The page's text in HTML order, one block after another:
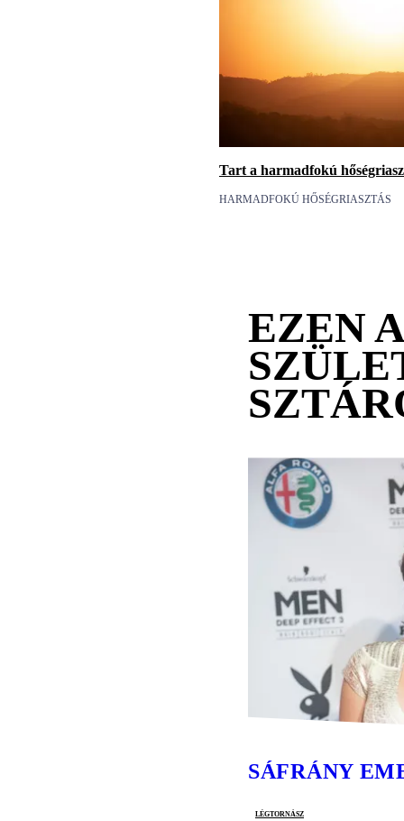
Tart a harmadfokú
HARMADFOKÚ HŐSÉGRIASZTÁS
EZEN
SÁFRÁNY
légtornász